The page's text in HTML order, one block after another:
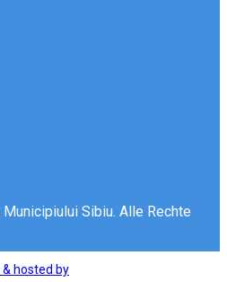
Sibiu. Alle Rechte
hosted by